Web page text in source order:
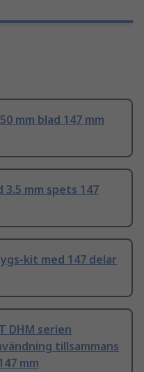
mm blad 147 mm
3.5 mm spets 147
kit med 147 delar
DHM serien
tillsammans
mm